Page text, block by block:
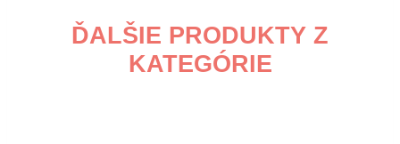
ĎALŠIE PRODUKTY Z
KATEGÓRIE